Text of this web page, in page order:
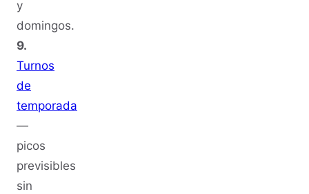
y
domingos.
9.
Turnos
de
temporada
—
picos
previsibles
sin